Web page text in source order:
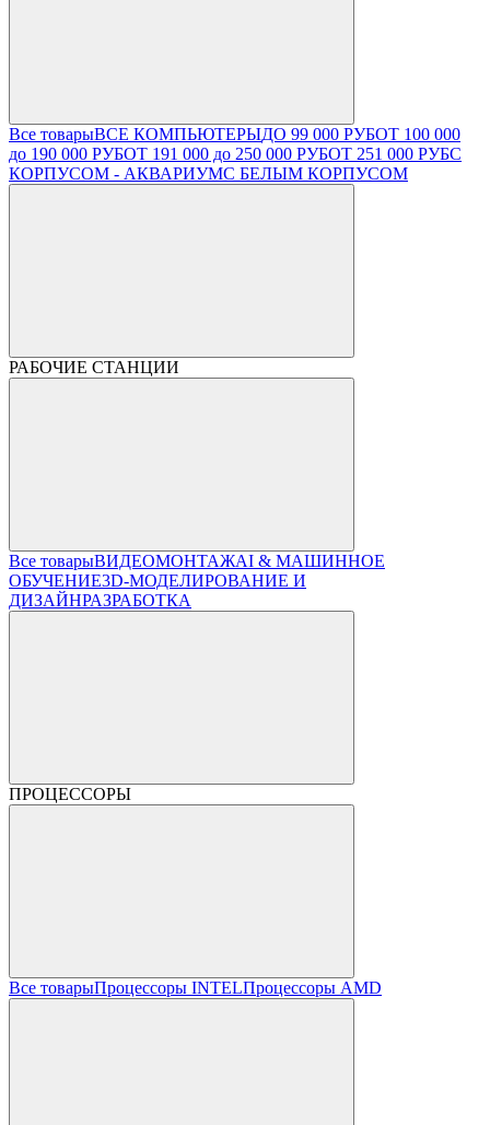
Все товарыВСЕ КОМПЬЮТЕРЫДО 99 000 РУБОТ 100 000
до 190 000 РУБОТ 191 000 до 250 000 РУБОТ 251 000 РУБС
КОРПУСОМ - АКВАРИУМС БЕЛЫМ КОРПУСОМ
РАБОЧИЕ СТАНЦИИ
Все товарыВИДЕОМОНТАЖAI & МАШИННОЕ
ОБУЧЕНИЕ3D-МОДЕЛИРОВАНИЕ И
ДИЗАЙНРАЗРАБОТКА
ПРОЦЕССОРЫ
Все товарыПроцессоры INTELПроцессоры AMD